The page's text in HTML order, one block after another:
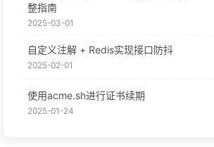
整指南
2025-03-01
自定义注解 + Redis实现接口防抖
2025-02-01
使用acme.sh进行证书续期
2025-01-24